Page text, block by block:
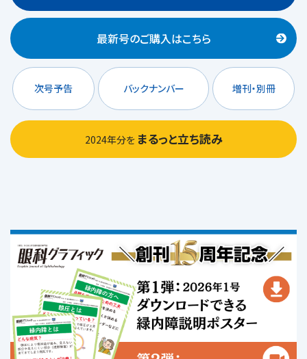
最新号のご購入はこちら
次号予告 バックナンバー 増刊・別冊
2024年分を まるっと立ち読み